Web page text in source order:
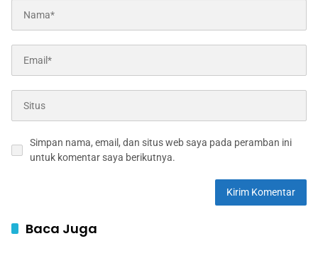
Simpan nama, email, dan situs web saya pada peramban ini
untuk komentar saya berikutnya.
Baca Juga